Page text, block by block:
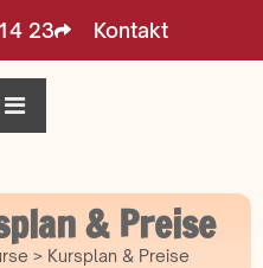
23 Kontakt
& Preise
> Kursplan & Preise